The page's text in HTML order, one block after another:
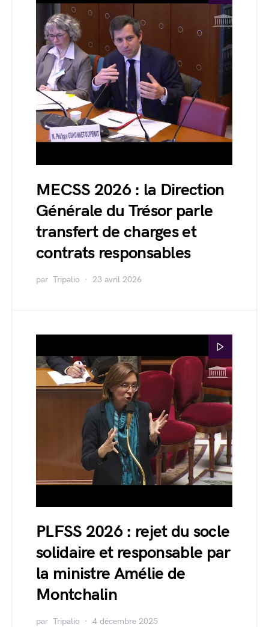
MECSS 2026 : la Direction
Générale du Trésor parle
transfert de charges et
contrats responsables
par Tripalio 23 avril 2026
PLFSS 2026 : rejet du socle
solidaire et responsable par
la ministre Amélie de
Montchalin
par Tripalio 4 décembre 2025